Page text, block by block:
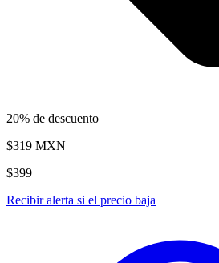
20% de descuento
$319 MXN
$399
Recibir alerta si el precio baja